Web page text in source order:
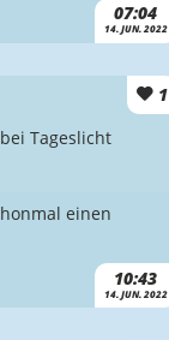
07:04
14. JUN. 2022
1
10:43
14. JUN. 2022
Tageslicht
einen